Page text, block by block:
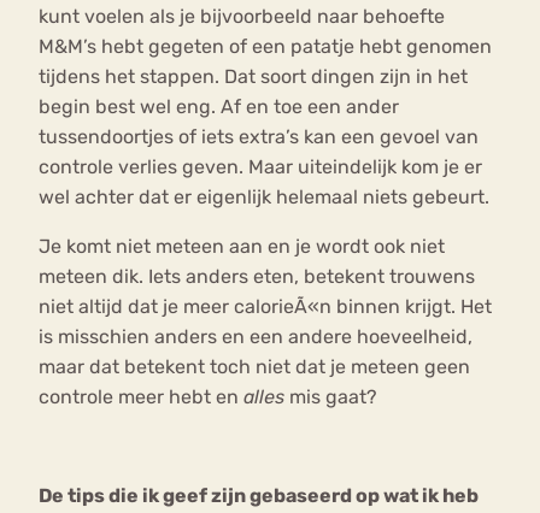
kunt voelen als je bijvoorbeeld naar behoefte
M&M’s hebt gegeten of een patatje hebt genomen
tijdens het stappen. Dat soort dingen zijn in het
begin best wel eng. Af en toe een ander
tussendoortjes of iets extra’s kan een gevoel van
controle verlies geven. Maar uiteindelijk kom je er
wel achter dat er eigenlijk helemaal niets gebeurt.
Je komt niet meteen aan en je wordt ook niet
meteen dik. Iets anders eten, betekent trouwens
niet altijd dat je meer calorieÃ«n binnen krijgt. Het
is misschien anders en een andere hoeveelheid,
maar dat betekent toch niet dat je meteen geen
controle meer hebt en alles mis gaat?
De tips die ik geef zijn gebaseerd op wat ik heb